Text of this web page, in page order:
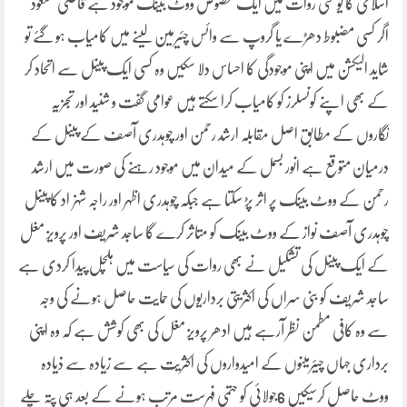
اسلامی کا یو سی روات میں ایک مخصوص ووٹ بینک موجود ہے قاضی مسعود
اگر کسی مضبوط دھڑے یا گروپ سے وائس چئیرمین لینے میں کامیاب ہو گئے تو
شاید الیکشن میں اپنی موجودگی کا احساس دلا سکیں وہ کسی ایک پینل سے اتحاد کر
کے بھی اپنے کونسلرز کو کامیاب کرا سکتے ہیں عوامی گفت و شنید اور تجزیہ
نگاروں کے مطابق اصل مقابلہ ارشد رحمن اور چوہدری آصف کے پینل کے
درمیان متوقع ہے انور بسمل کے میدان میں موجود رہنے کی صورت میں ارشد
رحمن کے ووٹ بینک پر اثر پڑ سکتا ہے جبکہ چوہدری اظہر اور راجہ شہزاد کا پینل
چوہدری آصف نواز کے ووٹ بینک کو متاثر کرے گا ساجد شریف اور پرویز مغل
کے ایک پینل کی تشکیل نے بھی روات کی سیاست میں ہلچل پیدا کردی ہے
ساجد شریف کو بنی سراں کی اکثریتی برداریوں کی حمایت حاصل ہونے کی وجہ
سے وہ کافی مطمن نظر آرہے ہیں ادھر پرویز مغل کی بھی کوشش ہے کہ وہ اپنی
برداری جہاں چیئرمینوں کے امیدواروں کی اکثریت ہے سے زیادہ سے ذیادہ
ووٹ حاصل کرسیکیں 6جولائی کو حتمی فہرست مرتب ہونے کے بعد ہی پتہ چلے